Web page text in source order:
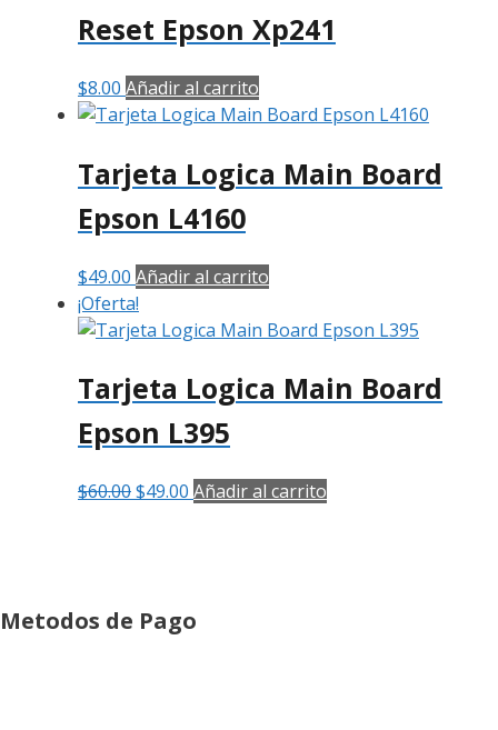
era:
$11.00.
es:
$9.00.
Reset Epson Xp241
$8.00 Añadir al carrito
Tarjeta Logica Main Board
Epson L4160
$49.00 Añadir al carrito
¡Oferta!
Tarjeta Logica Main Board
Epson L395
$60.00El
$49.00 El
Añadir al carrito
Metodos de Pago